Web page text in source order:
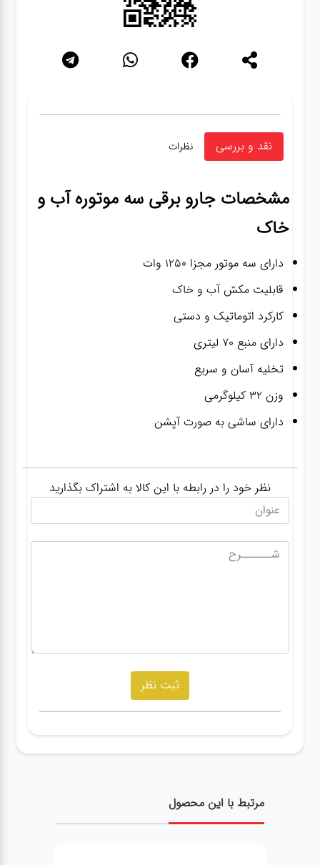
نقد و بررسی نظرات
مشخصاتجارو برقی سه موتوره آب و
خاک
دارای سه موتور مجزا 1250 وات
قابلیت مکش آب و خاک
کارکرد اتوماتیک و دستی
دارای منبع 70 لیتری
تخلیه آسان و سریع
وزن 32 کیلوگرمی
دارای ساشی به صورت آپشن
نظر خود را در رابطه با این کالا به اشتراک بگذارید
مرتبط با این محصول